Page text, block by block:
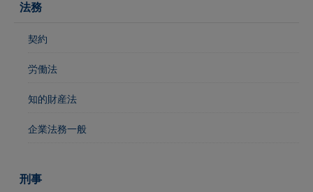
法務
契約
労働法
知的財産法
企業法務一般
刑事